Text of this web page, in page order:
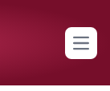
Open